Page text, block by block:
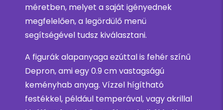
méretben, melyet a saját igényednek
megfelelően, a legördülő menü
segítségével tudsz kiválasztani.
A figurák alapanyaga ezúttal is fehér színű
Depron, ami egy 0.9 cm vastagságú
keményhab anyag. Vízzel hígítható
festékkel, például temperával, vagy akrillal